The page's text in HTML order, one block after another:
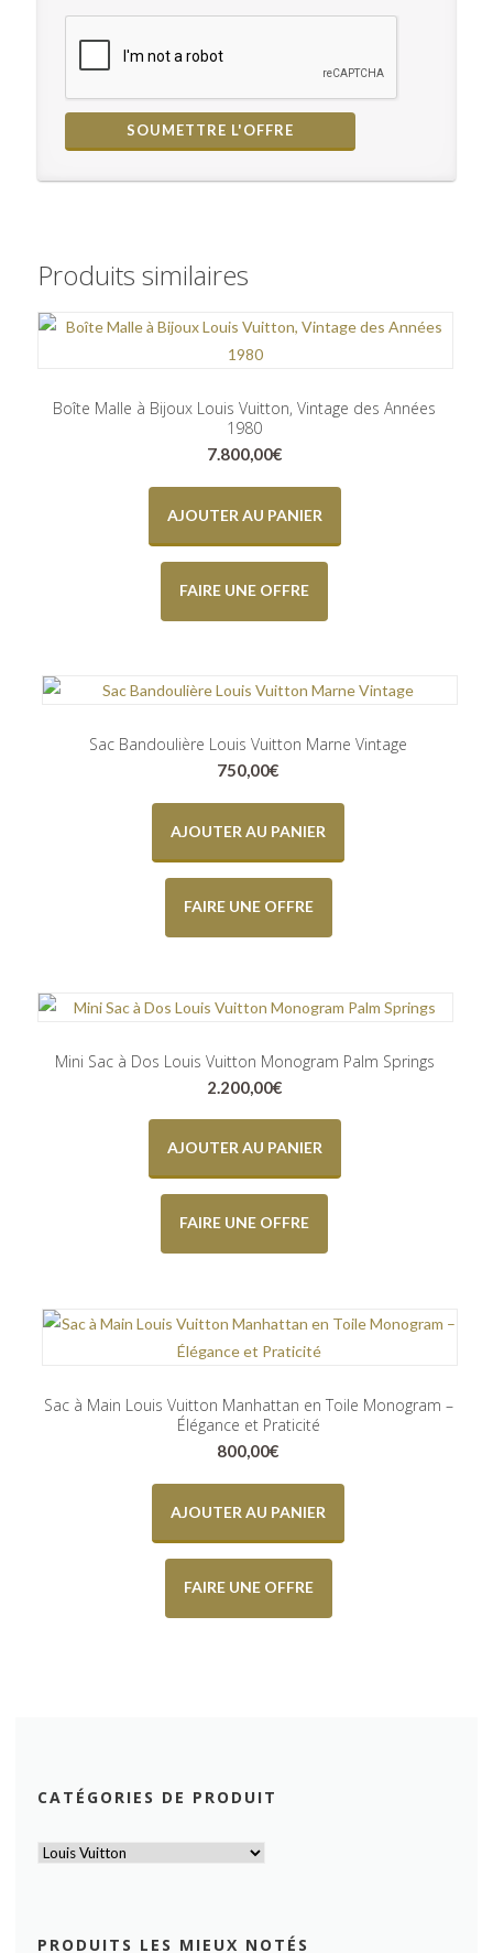
Produits similaires
Boîte Malle à Bijoux Louis Vuitton, Vintage des Années
1980
7.800,00€
AJOUTER AU PANIER
FAIRE UNE OFFRE
Sac Bandoulière Louis Vuitton Marne Vintage
750,00€
AJOUTER AU PANIER
FAIRE UNE OFFRE
Mini Sac à Dos Louis Vuitton Monogram Palm Springs
2.200,00€
AJOUTER AU PANIER
FAIRE UNE OFFRE
Sac à Main Louis Vuitton Manhattan en Toile Monogram –
Élégance et Praticité
800,00€
AJOUTER AU PANIER
FAIRE UNE OFFRE
CATÉGORIES DE PRODUIT
PRODUITS LES MIEUX NOTÉS